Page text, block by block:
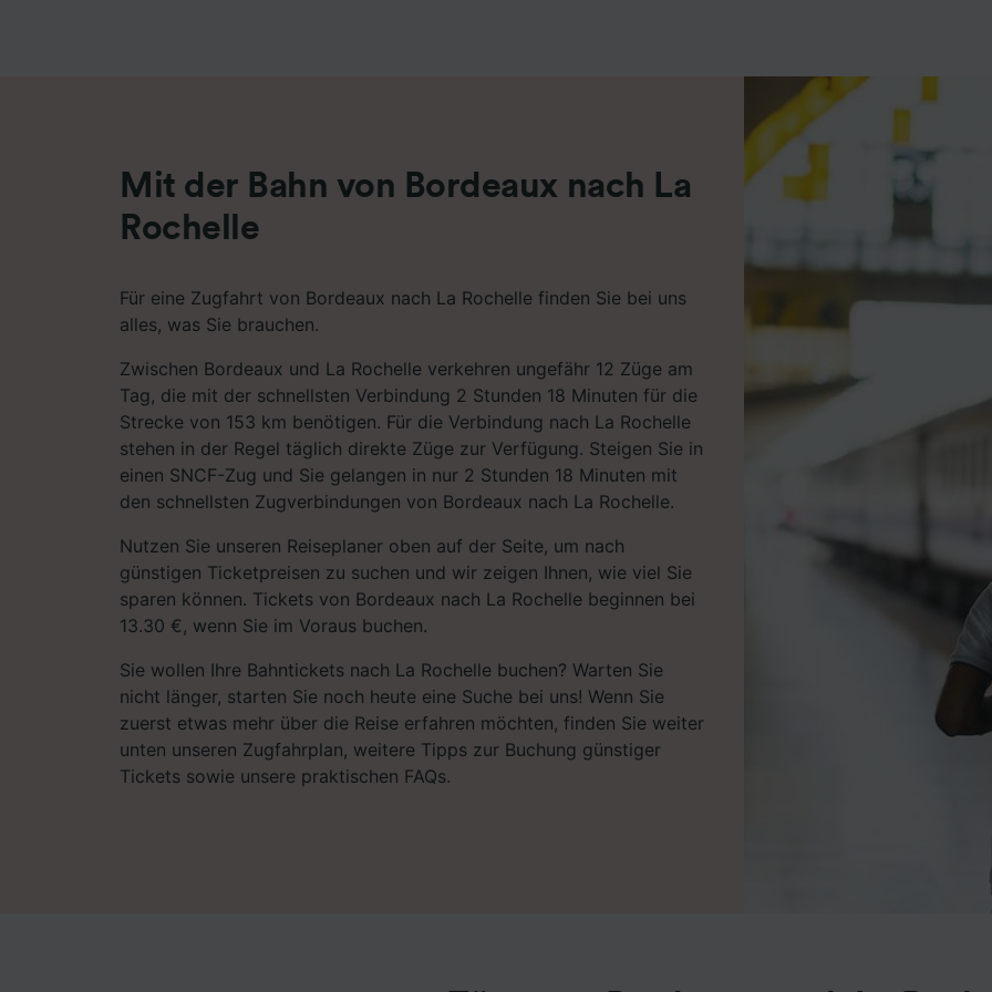
Mit der Bahn von Bordeaux nach La
Rochelle
Für eine Zugfahrt von Bordeaux nach La Rochelle finden Sie bei uns
alles, was Sie brauchen.
Zwischen Bordeaux und La Rochelle verkehren ungefähr 12 Züge am
Tag, die mit der schnellsten Verbindung 2 Stunden 18 Minuten für die
Strecke von 153 km benötigen. Für die Verbindung nach La Rochelle
stehen in der Regel täglich direkte Züge zur Verfügung. Steigen Sie in
einen SNCF-Zug und Sie gelangen in nur 2 Stunden 18 Minuten mit
den schnellsten Zugverbindungen von Bordeaux nach La Rochelle.
Nutzen Sie unseren Reiseplaner oben auf der Seite, um nach
günstigen Ticketpreisen zu suchen und wir zeigen Ihnen, wie viel Sie
sparen können. Tickets von Bordeaux nach La Rochelle beginnen bei
13.30 €, wenn Sie im Voraus buchen.
Sie wollen Ihre Bahntickets nach La Rochelle buchen? Warten Sie
nicht länger, starten Sie noch heute eine Suche bei uns! Wenn Sie
zuerst etwas mehr über die Reise erfahren möchten, finden Sie weiter
unten unseren Zugfahrplan, weitere Tipps zur Buchung günstiger
Tickets sowie unsere praktischen FAQs.